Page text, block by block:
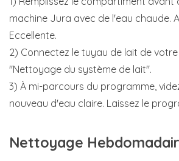
machine Jura avec de l'eau chaude.
Eccellente.
2) Connectez le tuyau de lait de
"Nettoyage du système de lait".
3) À mi-parcours du programme,
nouveau d'eau claire. Laissez le
Nettoyage